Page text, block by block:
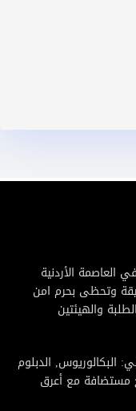
الشرق الأوسط عام 2005 م في العاصمة الأردنية
عن مركز المدينة ما يقرب 15 دقيقة وتحظى بحرم امن
والهيئتين
أكاديمية هي: البكالوريوس, الدبلوم
مستضافة مع أعرق